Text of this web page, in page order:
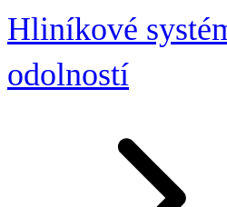
Hliníkové
odolností